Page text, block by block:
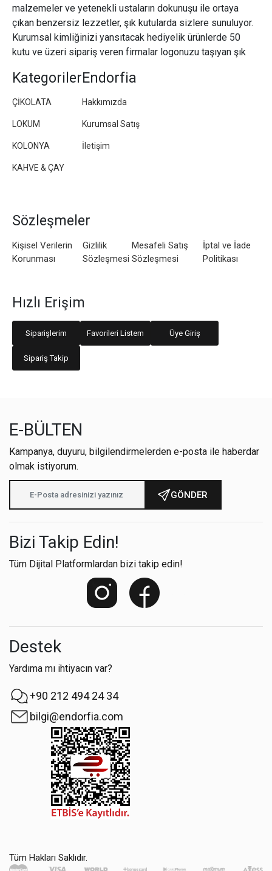
malzemeler ve yetenekli ustaların dokunuşu ile ortaya
çıkan benzersiz lezzetler, şık kutularda sizlere sunuluyor.
Kurumsal kimliğinizi yansıtacak hediyelik ürünlerde 50
kutu ve üzeri sipariş veren firmalar logonuzu taşıyan şık
Kategoriler
ÇİKOLATA
LOKUM
KOLONYA
KAHVE & ÇAY
Endorfia
Hakkımızda
Kurumsal Satış
İletişim
Sözleşmeler
Kişisel Verilerin
Korunması
Gizlilik
Sözleşmesi
Mesafeli Satış
Sözleşmesi
İptal ve İade
Politikası
Hızlı Erişim
Siparişlerim Favorileri Listem Üye Giriş
Sipariş Takip
E-BÜLTEN
Kampanya, duyuru, bilgilendirmelerden e-posta ile haberdar
olmak istiyorum.
GÖNDER
Bizi Takip Edin!
Tüm Dijital Platformlardan bizi takip edin!
Destek
Yardıma mı ihtiyacın var?
+90 212 494 24 34
bilgi@endorfia.com
Tüm Hakları Saklıdır.